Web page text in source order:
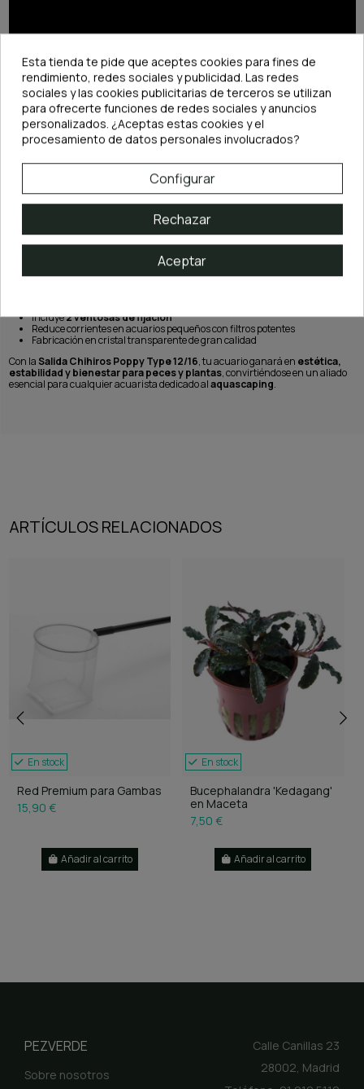
Incluye2 ventosas de fijación
Reduce corrientes en acuarios pequeños con filtros potentes
Fabricación en cristal transparente de gran calidad
Con la Salida Chihiros Poppy Type 12/16, tu acuario ganará en estética,
estabilidad y bienestar para peces y plantas, convirtiéndose en un aliado
esencial para cualquier acuarista dedicado alaquascaping.
ARTÍCULOS RELACIONADOS
En stock
Red Premium para Gambas
15,90 €
Añadir al carrito
En stock
Bucephalandra 'Kedagang'
en Maceta
7,50 €
Añadir al carrito
PEZVERDE
Sobre nosotros
Calle Canillas 23
28002, Madrid
Esta tienda te pide que aceptes cookies para fines de
rendimiento, redes sociales y publicidad. Las redes
sociales y las cookies publicitarias de terceros se utilizan
para ofrecerte funciones de redes sociales y anuncios
personalizados. ¿Aceptas estas cookies y el
procesamiento de datos personales involucrados?
Configurar
Rechazar
Aceptar